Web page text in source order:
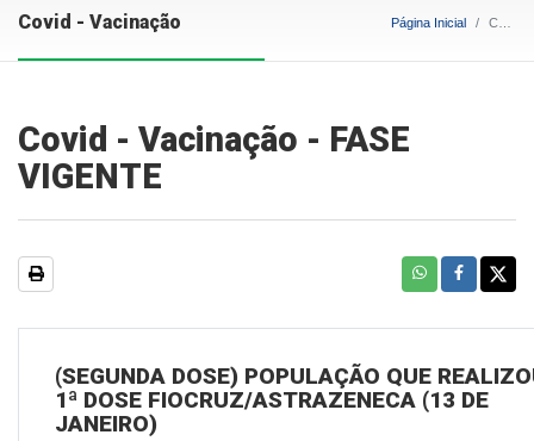
Covid - Vacinação Página Inicial Covid - Vacinação
Covid - Vacinação - FASE
VIGENTE
(SEGUNDA DOSE) POPULAÇÃO QUE
1ª DOSE FIOCRUZ/ASTRAZENECA (13 DE
JANEIRO)